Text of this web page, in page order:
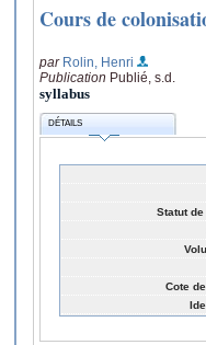
Cours de
par Rolin, Henri
Publication Publié, s.d.
syllabus
DÉTAILS
Statut
Cote